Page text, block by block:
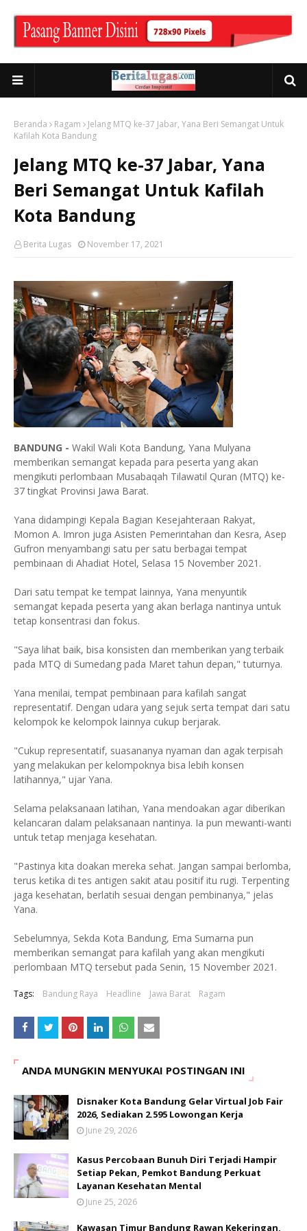
Beranda Ragam
Jelang MTQ ke-37 Jabar, Yana Beri Semangat Untuk
Kafilah Kota Bandung
Jelang MTQ ke-37 Jabar, Yana
Beri Semangat Untuk Kafilah
Kota Bandung
Berita Lugas November 17, 2021
BANDUNG - Wakil Wali Kota Bandung, Yana Mulyana
memberikan semangat kepada para peserta yang akan
mengikuti perlombaan Musabaqah Tilawatil Quran (MTQ) ke-
37 tingkat Provinsi Jawa Barat.
Yana didampingi Kepala Bagian Kesejahteraan Rakyat,
Momon A. Imron juga Asisten Pemerintahan dan Kesra, Asep
Gufron menyambangi satu per satu berbagai tempat
pembinaan di Ahadiat Hotel, Selasa 15 November 2021.
Dari satu tempat ke tempat lainnya, Yana menyuntik
semangat kepada peserta yang akan berlaga nantinya untuk
tetap konsentrasi dan fokus.
"Saya lihat baik, bisa konsisten dan memberikan yang terbaik
pada MTQ di Sumedang pada Maret tahun depan," tuturnya.
Yana menilai, tempat pembinaan para kafilah sangat
representatif. Dengan udara yang sejuk serta tempat dari satu
kelompok ke kelompok lainnya cukup berjarak.
"Cukup representatif, suasananya nyaman dan agak terpisah
yang melakukan per kelompoknya bisa lebih konsen
latihannya," ujar Yana.
Selama pelaksanaan latihan, Yana mendoakan agar diberikan
kelancaran dalam pelaksanaan nantinya. Ia pun mewanti-wanti
untuk tetap menjaga kesehatan.
"Pastinya kita doakan mereka sehat. Jangan sampai berlomba,
terus ketika di tes antigen sakit atau positif itu rugi. Terpenting
jaga kesehatan, berlatih sesuai dengan pembinanya," jelas
Yana.
Sebelumnya, Sekda Kota Bandung, Ema Sumarna pun
memberikan semangat para kafilah yang akan mengikuti
perlombaan MTQ tersebut pada Senin, 15 November 2021.
Tags: Bandung Raya Headline Jawa Barat Ragam
ANDA MUNGKIN MENYUKAI POSTINGAN INI
Disnaker Kota Bandung Gelar Virtual Job Fair
2026, Sediakan 2.595 Lowongan Kerja
June 29, 2026
Kasus Percobaan Bunuh Diri Terjadi Hampir
Setiap Pekan, Pemkot Bandung Perkuat
Layanan Kesehatan Mental
June 25, 2026
Kawasan Timur Bandung Rawan Kekeringan,